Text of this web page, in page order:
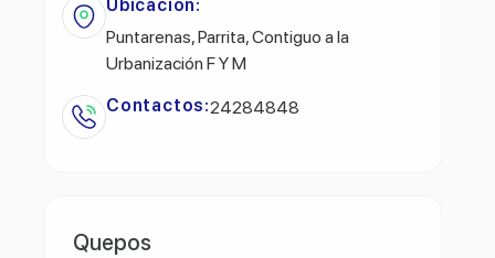
Ubicación:
Puntarenas, Parrita, Contiguo a la
Urbanización F Y M
Contactos:24284848
Quepos